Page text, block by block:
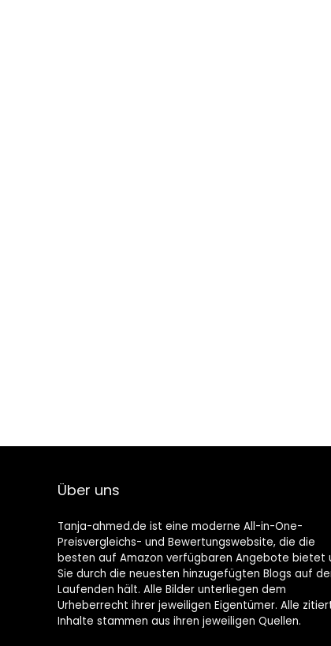
Über uns
Tanja-ahmed.de ist eine moderne All-in-One-
Preisvergleichs- und Bewertungswebsite, die die
besten auf Amazon verfügbaren Angebote bietet
Sie durch die neuesten hinzugefügten Blogs auf
Laufenden hält. Alle Bilder unterliegen dem
Urheberrecht ihrer jeweiligen Eigentümer. Alle
Inhalte stammen aus ihren jeweiligen Quellen.